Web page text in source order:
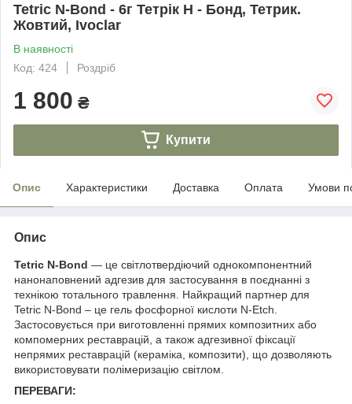
Tetric N-Bond - 6г Тетрік Н - Бонд, Тетрик.
Жовтий, Ivoclar
В наявності
Код: 424
Роздріб
1 800 ₴
Купити
Опис Характеристики Доставка Оплата Умови
Опис
Tetric N-Bond — це світлотвердіючий однокомпонентний
нанонаповнений адгезив для застосування в поєднанні з
технікою тотального травлення. Найкращий партнер для
Tetric N-Bond – це гель фосфорної кислоти N-Etch.
Застосовується при виготовленні прямих композитних або
компомерних реставрацій, а також адгезивної фіксації
непрямих реставрацій (кераміка , композити), що дозволяють
використовувати полімеризацію світлом.
ПЕРЕВАГИ: